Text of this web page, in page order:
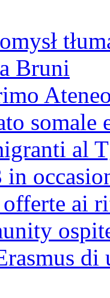
Bruni
somale
al
ai